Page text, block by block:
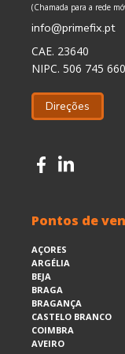
(Chamada para a rede
info@primefix.pt
CAE. 23640
NIPC. 506 745 660
Direções
Pontos de
AÇORES
ARGÉLIA
BEJA
BRAGA
BRAGANÇA
CASTELO BRANCO
COIMBRA
AVEIRO